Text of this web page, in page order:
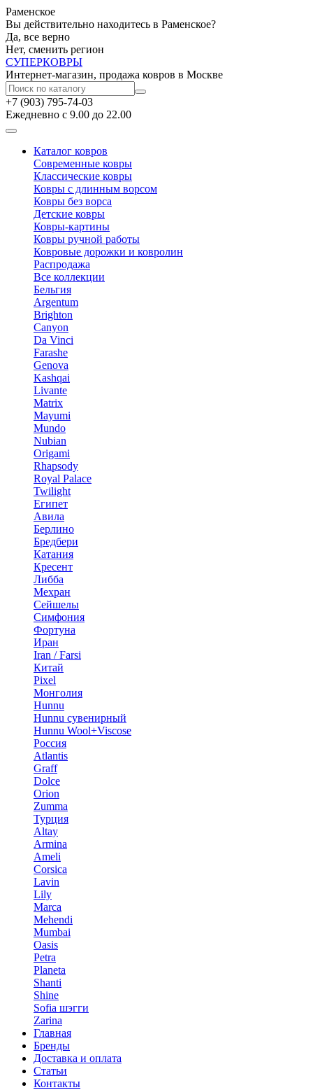
Раменское
Вы действительно находитесь в Раменское?
Да, все верно
Нет, сменить регион
СУПЕРКОВРЫ
Интернет-магазин, продажа ковров в Москве
+7 (903) 795-74-03
Ежедневно с 9.00 до 22.00
Каталог ковров
Современные ковры
Классические ковры
Ковры с длинным ворсом
Ковры без ворса
Детские ковры
Ковры-картины
Ковры ручной работы
Ковровые дорожки и ковролин
Распродажа
Все коллекции
Бельгия
Argentum
Brighton
Canyon
Da Vinci
Farashe
Genova
Kashqai
Livante
Matrix
Mayumi
Mundo
Nubian
Origami
Rhapsody
Royal Palace
Twilight
Египет
Авила
Берлино
Бредбери
Катания
Кресент
Либба
Мехран
Сейшелы
Симфония
Фортуна
Иран
Iran / Farsi
Китай
Pixel
Монголия
Hunnu
Hunnu сувенирный
Hunnu Wool+Viscose
Россия
Atlantis
Graff
Dolce
Orion
Zumma
Турция
Altay
Armina
Ameli
Corsica
Lavin
Lily
Marca
Mehendi
Mumbai
Oasis
Petra
Planeta
Shanti
Shine
Sofia шэгги
Zarina
Главная
Бренды
Доставка и оплата
Статьи
Контакты